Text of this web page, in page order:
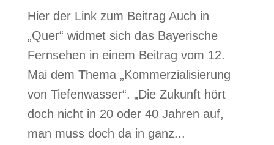
Hier der Link zum Beitrag Auch in
„Quer“ widmet sich das Bayerische
Fernsehen in einem Beitrag vom 12.
Mai dem Thema „Kommerzialisierung
von Tiefenwasser“. „Die Zukunft hört
doch nicht in 20 oder 40 Jahren auf,
man muss doch da in ganz...